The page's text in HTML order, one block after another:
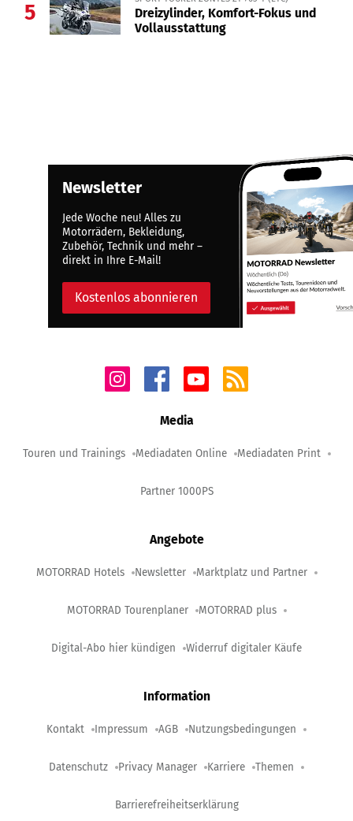
5
Dreizylinder, Komfort-Fokus und
Vollausstattung
Newsletter
Jede Woche neu! Alles zu
Motorrädern, Bekleidung,
Zubehör, Technik und mehr –
direkt in Ihre E-Mail!
Kostenlos abonnieren
Media
Touren und Trainings Mediadaten Online Mediadaten Print
Partner 1000PS
Angebote
MOTORRAD Hotels Newsletter Marktplatz und Partner
MOTORRAD Tourenplaner MOTORRAD plus
Digital-Abo hier kündigen Widerruf digitaler Käufe
Information
Kontakt Impressum AGB Nutzungsbedingungen
Datenschutz Privacy Manager Karriere Themen
Barrierefreiheitserklärung